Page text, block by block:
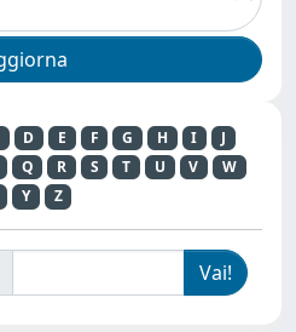
D E F G H I
J
Q R S T U V
W
Y Z